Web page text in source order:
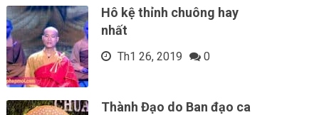
Hô kệ thỉnh chuông hay
nhất
Th1 26, 2019 0
Thành Đạo do Ban đạo ca